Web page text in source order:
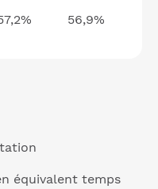
56,9%
équivalent temps